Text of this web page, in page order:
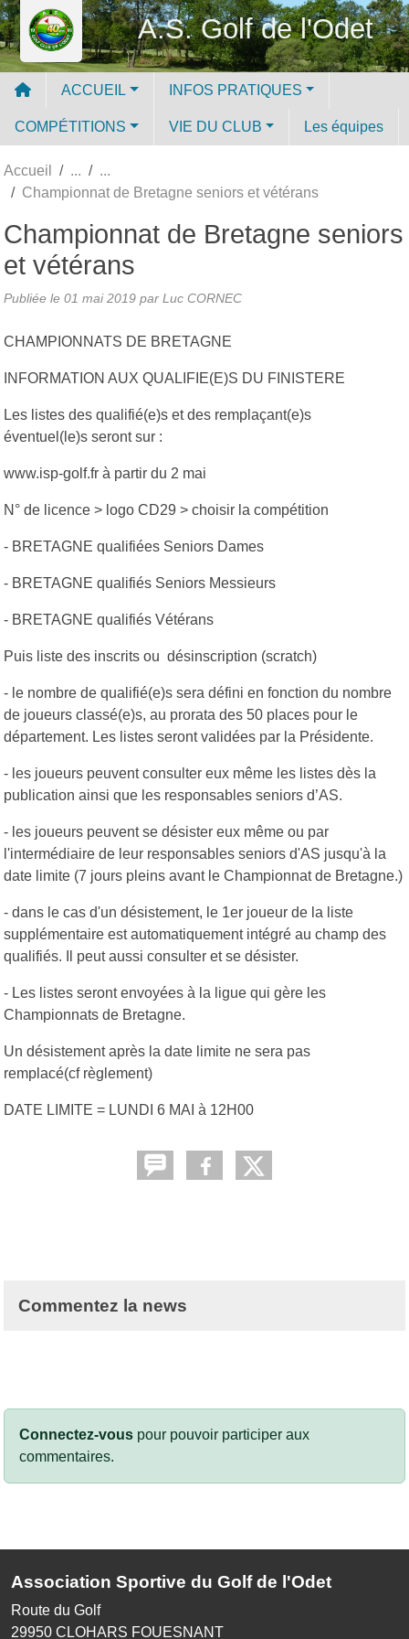
A.S. Golf de l'Odet
ACCUEIL INFOS PRATIQUES
COMPÉTITIONS VIE DU CLUB Les équipes
Accueil
Championnat de Bretagne seniors et vétérans
Championnat de Bretagne seniors
et vétérans
Publiée le 01 mai 2019 par Luc CORNEC
CHAMPIONNATS DE BRETAGNE
INFORMATION AUX QUALIFIE(E)S DU FINISTERE
Les listes des qualifié(e)s et des remplaçant(e)s
éventuel(le)s seront sur :
www.isp-golf.fr à partir du 2 mai
N° de licence > logo CD29 > choisir la compétition
- BRETAGNE qualifiées Seniors Dames
- BRETAGNE qualifiés Seniors Messieurs
- BRETAGNE qualifiés Vétérans
Puis liste des inscrits ou désinscription (scratch)
- le nombre de qualifié(e)s sera défini en fonction du nombre
de joueurs classé(e)s, au prorata des 50 places pour le
département. Les listes seront validées par la Présidente.
- les joueurs peuvent consulter eux même les listes dès la
publication ainsi que les responsables seniors d’AS.
- les joueurs peuvent se désister eux même ou par
l'intermédiaire de leur responsables seniors d'AS jusqu'à la
date limite (7 jours pleins avant le Championnat de Bretagne.)
- dans le cas d'un désistement, le 1er joueur de la liste
supplémentaire est automatiquement intégré au champ des
qualifiés. Il peut aussi consulter et se désister.
- Les listes seront envoyées à la ligue qui gère les
Championnats de Bretagne.
Un désistement après la date limite ne sera pas
remplacé(cf règlement)
DATE LIMITE = LUNDI 6 MAI à 12H00
Commentez la news
Connectez-vous pour pouvoir participer aux
commentaires.
Association Sportive du Golf de l'Odet
Route du Golf
29950 CLOHARS FOUESNANT
Panneau de gestion des cookies